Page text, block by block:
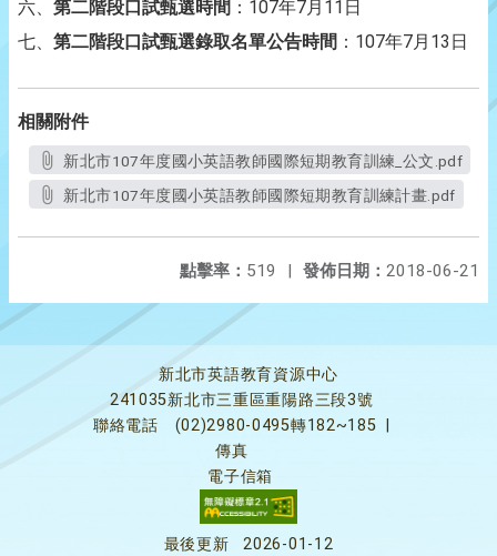
六、 第二階段口試甄選時間 ：107年7月11日
七、 第二階段口試甄選錄取名單公告時間 ：107年7月13日
相關附件
新北市107年度國小英語教師國際短期教育訓練_公文.pdf
新北市107年度國小英語教師國際短期教育訓練計畫.pdf
發佈日期： 2018-06-21
點擊率： 519 |
新北市英語教育資源中心
241035新北市三重區重陽路三段3號
聯絡電話
(02)2980-0495轉182~185
傳真
電子信箱
最後更新 2026-01-12